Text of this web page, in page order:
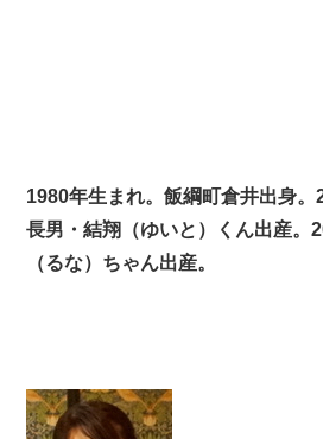
1980年生まれ。飯綱町倉井出身
長男・結翔（ゆいと）くん出産。
（るな）ちゃん出産。